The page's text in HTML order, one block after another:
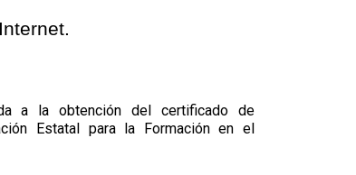
a la obtención del certificado de
Estatal para la Formación en el